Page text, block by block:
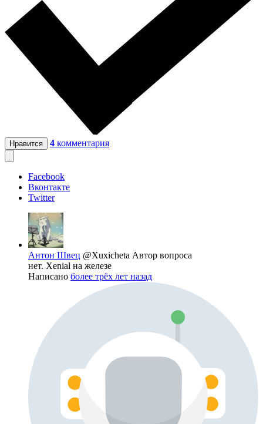
Нравится 4 комментария
Facebook
Вконтакте
Twitter
Антон Швец @Xuxicheta Автор вопроса
нет. Xenial на железе
Написано более трёх лет назад